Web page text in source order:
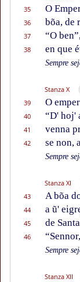
35 O
36
bõa, de
37
“O
38
en que
Sempre
Stanza X
39 O
40
“D' hoj'
41
venna
42
se non,
Sempre
Stanza XI
43 A bõa
44
a ũ'
45
de
46
Sempre
Stanza XII